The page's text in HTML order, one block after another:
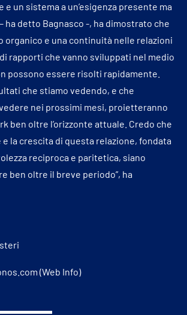
e un sistema a un’esigenza presente ma
ha detto Bagnasco -, ha dimostrato che
organico e una continuità nelle relazioni
rapporti che vanno sviluppati nel medio
possono essere risolti rapidamente.
che stiamo vedendo, e che
nei prossimi mesi, proietteranno
ben oltre l’orizzonte attuale. Credo che
e la crescita di questa relazione, fondata
reciproca e paritetica, siano
ben oltre il breve periodo”, ha
(Web Info)